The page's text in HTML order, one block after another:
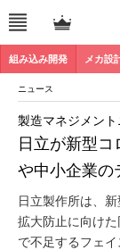
組み込み開発 メカ設
ニュース
日立が新型
や中小企業の
製造マネジメント
日立製作所は、
拡大防止に向け
で不足するフェ